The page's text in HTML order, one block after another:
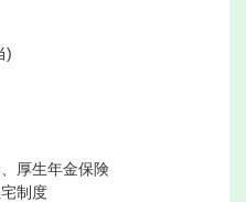
)
厚生年金保険
制度